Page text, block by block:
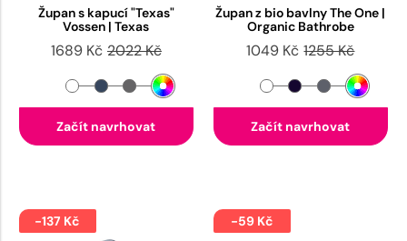
Župan s kapucí "Texas"
Vossen | Texas
1689 Kč 2022 Kč
Začít navrhovat
Župan z bio bavlny The One |
Organic Bathrobe
1049 Kč 1255 Kč
Začít navrhovat
-137 Kč -59 Kč